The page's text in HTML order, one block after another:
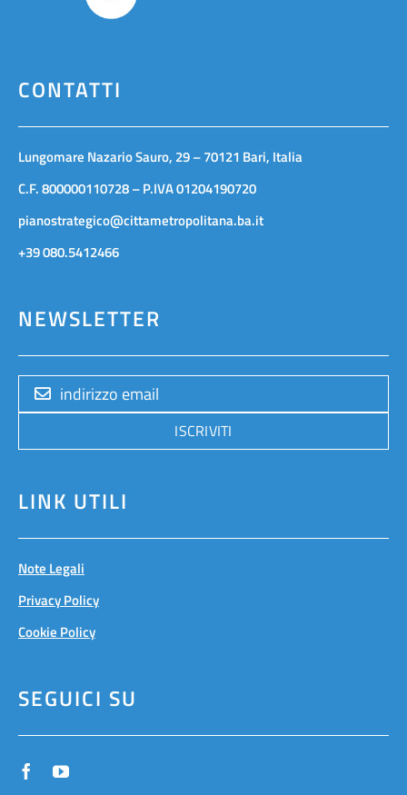
CONTATTI
Lungomare Nazario Sauro, 29 – 70121 Bari, Italia
C.F. 800000110728 – P.IVA 01204190720
pianostrategico@cittametropolitana.ba.it
+39 080.5412466
NEWSLETTER
ISCRIVITI
LINK UTILI
Note Legali
Privacy Policy
Cookie Policy
SEGUICI SU